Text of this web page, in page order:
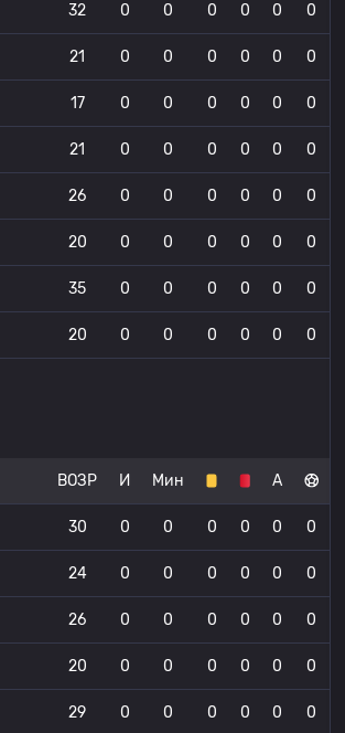
32 0 0 0 0 0 0
21 0 0 0 0 0 0
17 0 0 0 0 0 0
21 0 0 0 0 0 0
26 0 0 0 0 0 0
20 0 0 0 0 0 0
35 0 0 0 0 0 0
20 0 0 0 0 0 0
ВОЗР И Мин А
30 0 0 0 0 0 0
24 0 0 0 0 0 0
26 0 0 0 0 0 0
20 0 0 0 0 0 0
29 0 0 0 0 0 0